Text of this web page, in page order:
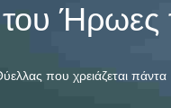
που χρειάζεται πάντα